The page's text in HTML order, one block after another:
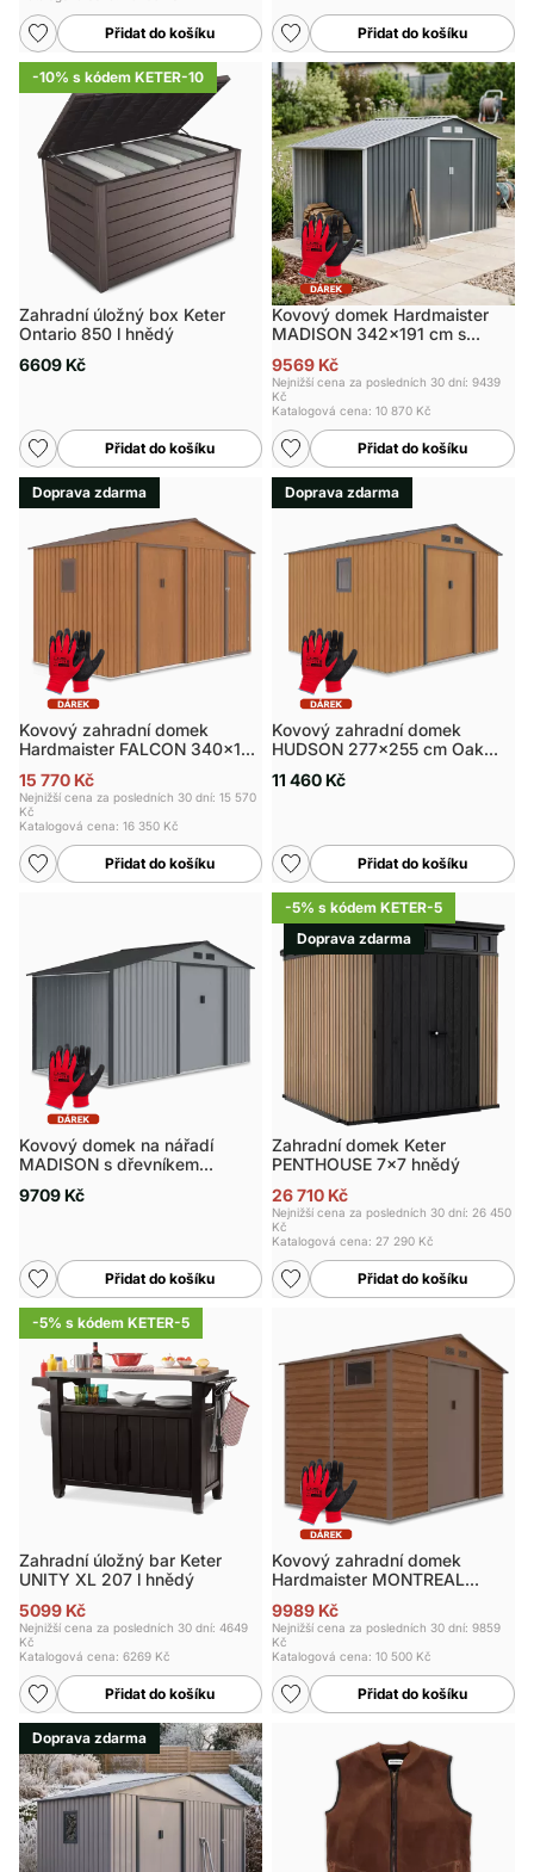
Přidat do košíku Přidat do košíku
-10% s kódem KETER-10
Zahradní úložný box Keter
Ontario 850 l hnědý
6609 Kč
Přidat do košíku
Kovový domek Hardmaister
MADISON 342x191 cm s
9569 Kč
Nejnižší cena za posledních 30 dní: 9439
Kč
Katalogová cena: 10 870 Kč
Přidat do košíku
Doprava zdarma
Kovový zahradní domek
Hardmaister FALCON 340x194
15 770 Kč
Nejnižší cena za posledních 30 dní: 15 570
Kč
Katalogová cena: 16 350 Kč
Přidat do košíku
Doprava zdarma
Kovový zahradní domek
HUDSON 277x255 cm Oak
11 460 Kč
Přidat do košíku
Kovový domek na nářadí
MADISON s dřevníkem
9709 Kč
Přidat do košíku
-5% s kódem KETER-5
Doprava zdarma
Zahradní domek Keter
PENTHOUSE 7x7 hnědý
26 710 Kč
Nejnižší cena za posledních 30 dní: 26 450
Kč
Katalogová cena: 27 290 Kč
Přidat do košíku
-5% s kódem KETER-5
Zahradní úložný bar Keter
UNITY XL 207 l hnědý
5099 Kč
Nejnižší cena za posledních 30 dní: 4649
Kč
Katalogová cena: 6269 Kč
Přidat do košíku
Kovový zahradní domek
Hardmaister MONTREAL
9989 Kč
Nejnižší cena za posledních 30 dní: 9859
Kč
Katalogová cena: 10 500 Kč
Přidat do košíku
Doprava zdarma